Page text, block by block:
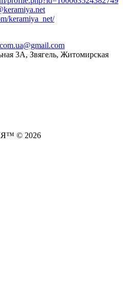
keramiya_net/
3А, Звягель, Житомирская
© 2026